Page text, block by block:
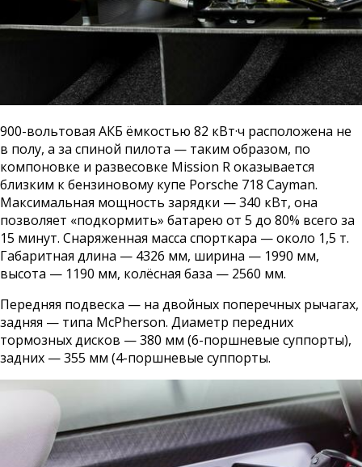
900-вольтовая АКБ ёмкостью 82 кВт·ч расположена не
в полу, а за спиной пилота — таким образом, по
компоновке и развесовке Mission R оказывается
близким к бензиновому купе Porsche 718 Cayman.
Максимальная мощность зарядки — 340 кВт, она
позволяет «подкормить» батарею от 5 до 80% всего за
15 минут. Снаряженная масса спорткара — около 1,5 т.
Габаритная длина — 4326 мм, ширина — 1990 мм,
высота — 1190 мм, колёсная база — 2560 мм.
Передняя подвеска — на двойных поперечных рычагах,
задняя — типа McPherson. Диаметр передних
тормозных дисков — 380 мм (6-поршневые суппорты),
задних — 355 мм (4-поршневые суппорты.